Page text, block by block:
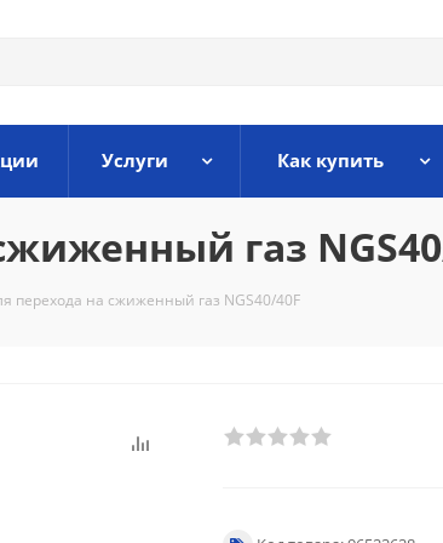
Услуги Как купить
газ
перехода на сжиженный газ NGS40/40F